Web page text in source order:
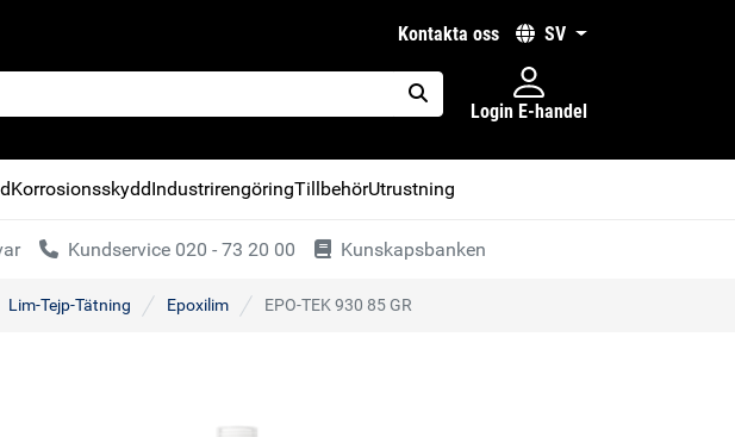
kontakta oss SV
placeholder.search
Login E-handel
KorrosionsskyddIndustrirengöringTillbehörUtrustning
Kundservice 020 - 73 20 00 Kunskapsbanken
Lim-Tejp-Tätning Epoxilim EPO-TEK 930 85 GR